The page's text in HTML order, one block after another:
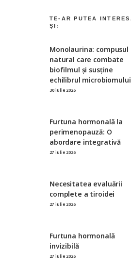
Monolaurina: compusul
natural care combate
biofilmul și susține
echilibrul microbiomului
30 iulie 2026
Furtuna hormonală la
perimenopauză: O
abordare integrativă
27 iulie 2026
Necesitatea evaluării
complete a tiroidei
27 iulie 2026
Furtuna hormonală
invizibilă
27 iulie 2026